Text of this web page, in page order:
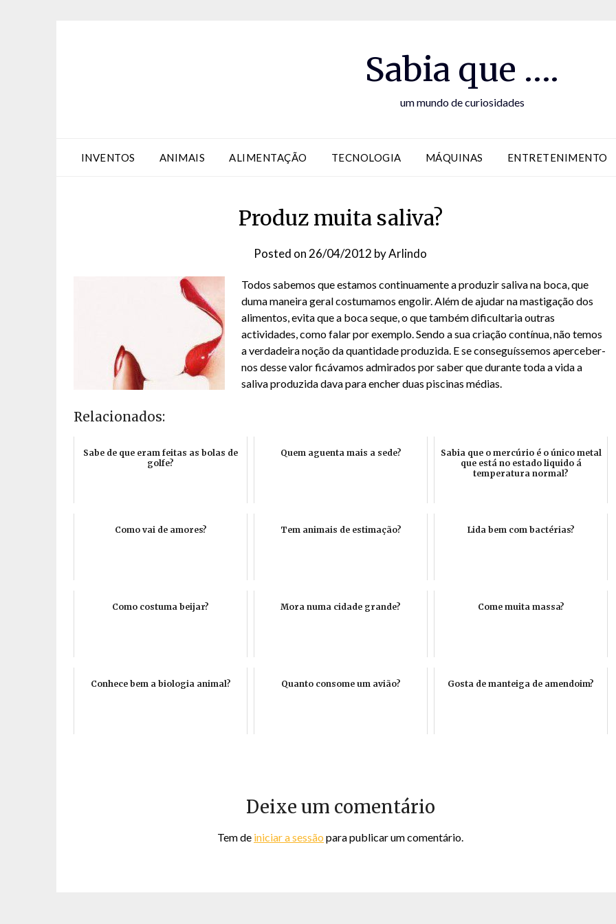
Sabia que ….
um mundo de curiosidades
INVENTOS ANIMAIS ALIMENTAÇÃO TECNOLOGIA MÁQUINAS ENTRETENIMENTO
Produz muita saliva?
Posted on 26/04/2012 byArlindo
Todos sabemos que estamos continuamente a produzir saliva na boca, que
duma maneira geral costumamos engolir. Além de ajudar na mastigação dos
alimentos, evita que a boca seque, o que também dificultaria outras
actividades, como falar por exemplo. Sendo a sua criação contínua, não temos
a verdadeira noção da quantidade produzida. E se conseguíssemos aperceber-
nos desse valor ficávamos admirados por saber que durante toda a vida a
saliva produzida dava para encher duas piscinas médias.
Relacionados:
Sabe de que eram feitas as bolas de
golfe?
Quem aguenta mais a sede?
Sabia que o mercúrio é o único metal
que está no estado liquido á
temperatura normal?
Como vai de amores? Tem animais de estimação? Lida bem com bactérias?
Como costuma beijar? Mora numa cidade grande? Come muita massa?
Conhece bem a biologia animal? Quanto consome um avião? Gosta de manteiga de amendoim?
Deixe um comentário
Tem de iniciar a sessão para publicar um comentário.